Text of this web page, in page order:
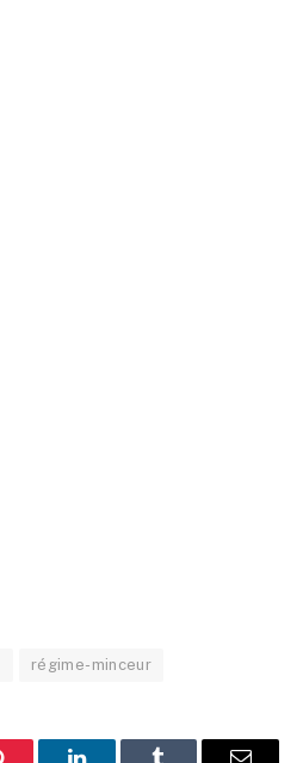
régime-minceur